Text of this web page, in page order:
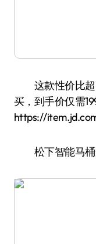
这款性价比超
买，到手价仅需
https://
松下智能马桶